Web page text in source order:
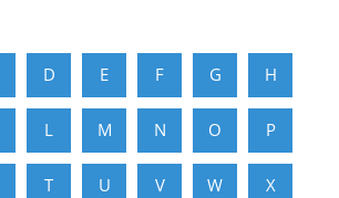
D E F G H
L M N O P
T U V W X